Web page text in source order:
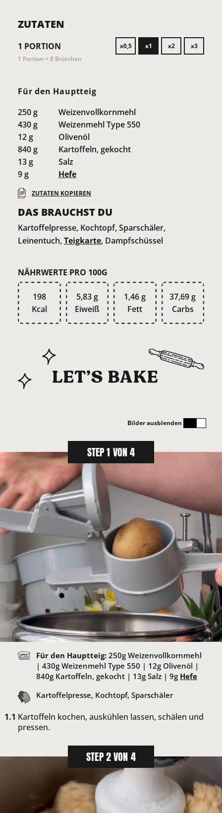
ZUTATEN
1 PORTION x0,5 x1 x2
x3
1 Portion = 8 Brötchen
Für den Hauptteig
250g
Weizenvollkornmehl
430g
Weizenmehl Type 550
12g
Olivenöl
840g
Kartoffeln, gekocht
13g
Salz
9g Hefe
ZUTATEN KOPIEREN
DAS BRAUCHST DU
Kartoffelpresse, Kochtopf, Sparschäler,
Leinentuch,Teigkarte, Dampfschüssel
NÄHRWERTE PRO 100G
198
Kcal
5,83 g
Eiweiß
1,46 g
Fett
37,69 g
Carbs
Bilder ausblenden
STEP 1 VON 4
Für den Hauptteig: 250g Weizenvollkornmehl
| 430g Weizenmehl Type 550 | 12g Olivenöl |
840g Kartoffeln, gekocht | 13g Salz | 9g Hefe
Kartoffelpresse, Kochtopf, Sparschäler
Kartoffeln kochen, auskühlen lassen, schälen und
pressen.
STEP 2 VON 4